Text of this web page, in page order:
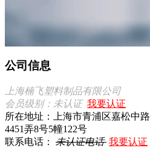
公司信息
上海楠飞塑料制品有限公司
会员级别：未认证 我要认证
所在地址：上海市青浦区嘉松中路
4451弄8号5幢122号
联系电话： 未认证电话 我要认证